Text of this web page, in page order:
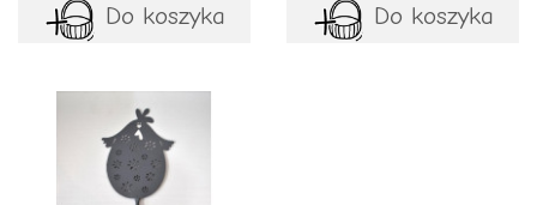
Do koszyka Do koszyka